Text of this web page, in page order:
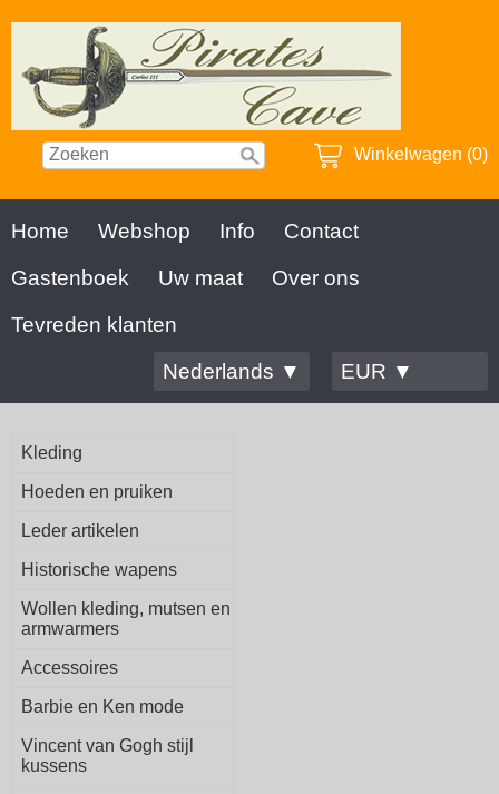
Winkelwagen (0)
Home Webshop Info
Contact
Gastenboek
Uw maat
Over ons
Tevreden klanten
Nederlands ▼
EUR ▼
Kleding
Hoeden en pruiken
Leder artikelen
Historische wapens
Wollen kleding, mutsen en
armwarmers
Accessoires
Barbie en Ken mode
Vincent van Gogh stijl
kussens